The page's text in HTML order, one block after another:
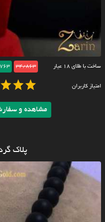
ساخت با طلای ۱۸ عیار 34/863
امتیاز کاربران
مشاهده و
پلاک